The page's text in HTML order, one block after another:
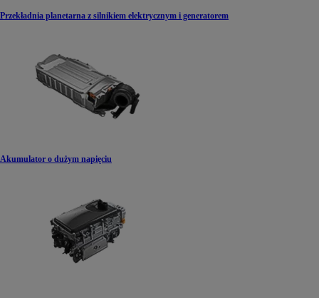
Przekładnia planetarna z silnikiem elektrycznym i generatorem
Akumulator o dużym napięciu